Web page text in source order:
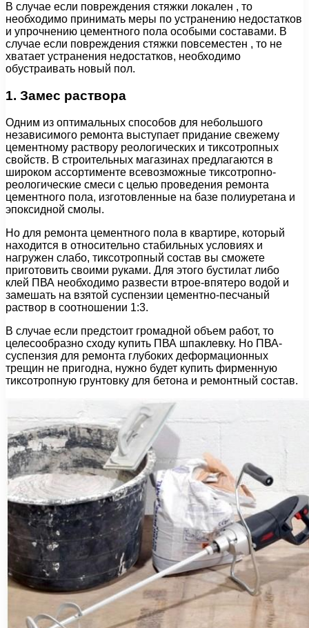
В случае если повреждения стяжки локален , то
необходимо принимать меры по устранению недостатков
и упрочнению цементного пола особыми составами. В
случае если повреждения стяжки повсеместен , то не
хватает устранения недостатков, необходимо
обустраивать новый пол.
1. Замес раствора
Одним из оптимальных способов для небольшого
независимого ремонта выступает придание свежему
цементному раствору реологических и тиксотропных
свойств. В строительных магазинах предлагаются в
широком ассортименте всевозможные тиксотропно-
реологические смеси с целью проведения ремонта
цементного пола, изготовленные на базе полиуретана и
эпоксидной смолы.
Но для ремонта цементного пола в квартире, который
находится в относительно стабильных условиях и
нагружен слабо, тиксотропный состав вы сможете
приготовить своими руками. Для этого бустилат либо
клей ПВА необходимо развести втрое-впятеро водой и
замешать на взятой суспензии цементно-песчаный
раствор в соотношении 1:3.
В случае если предстоит громадной объем работ, то
целесообразно сходу купить ПВА шпаклевку. Но ПВА-
суспензия для ремонта глубоких деформационных
трещин не пригодна, нужно будет купить фирменную
тиксотропную грунтовку для бетона и ремонтный состав.